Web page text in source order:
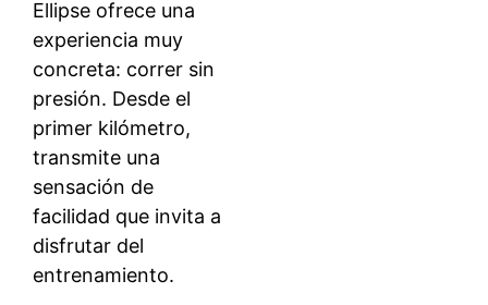
Ellipse ofrece una
experiencia muy
concreta: correr sin
presión. Desde el
primer kilómetro,
transmite una
sensación de
facilidad que invita a
disfrutar del
entrenamiento.